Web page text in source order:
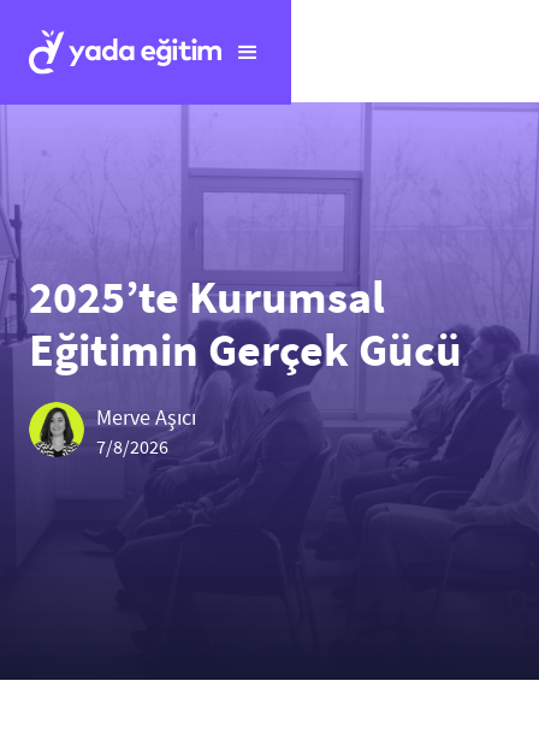
2025’te Kurumsal
Eğitimin Gerçek Gücü
Merve Aşıcı
7/8/2026